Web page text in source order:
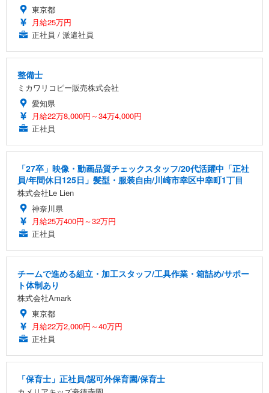
東京都
月給25万円
正社員 / 派遣社員
整備士
ミカワリコピー販売株式会社
愛知県
月給22万8,000円～34万4,000円
正社員
「27卒」映像・動画品質チェックスタッフ/20代活躍中「正社
員/年間休日125日」髪型・服装自由/川崎市幸区中幸町1丁目
株式会社Le Lien
神奈川県
月給25万400円～32万円
正社員
チームで進める組立・加工スタッフ/工具作業・箱詰め/サポー
ト体制あり
株式会社Amark
東京都
月給22万2,000円～40万円
正社員
「保育士」正社員/認可外保育園/保育士